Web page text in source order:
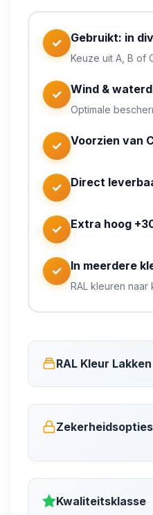
Buitenmaten:
Inhoud:
Staat:
Constructie:
Levering:
Prijs:
✓ Gebruikt: in
Keuze uit A, B of
✓ Wind &
Optimale
✓ Voorzien van
✓ Direct
✓ Extra hoog
✓ In meerdere
RAL kleuren naar
RAL Kleur Lakken
Zekerheidsopties
Kwaliteitsklasse